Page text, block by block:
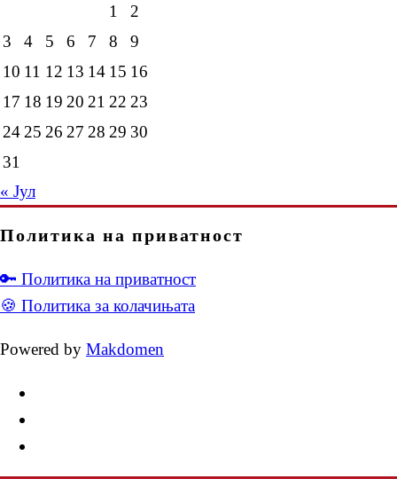
1
2
3
4 5 6 7 8
9
10 11 12 13 14 15 16
17 18 19 20 21 22 23
24 25 26 27 28 29 30
31
« Јул
Политика на приватност
🔑 Политика на приватност
🍪 Политика за колачињата
Powered by Makdomen